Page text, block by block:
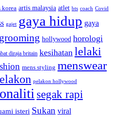
korea artis malaysia atlet bts coach Covid
gajet gaya hidup gaya
grooming hollywood horologi
diraja britain kesihatan lelaki
mens styling menswear
pelakon hollywood
segak rapi
isteri Sukan viral